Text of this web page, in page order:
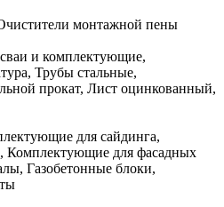
монтажной пены
и комплектующие,
Трубы стальные,
прокат, Лист оцинкованный,
для сайдинга,
Комплектующие для фасадных
Газобетонные блоки,